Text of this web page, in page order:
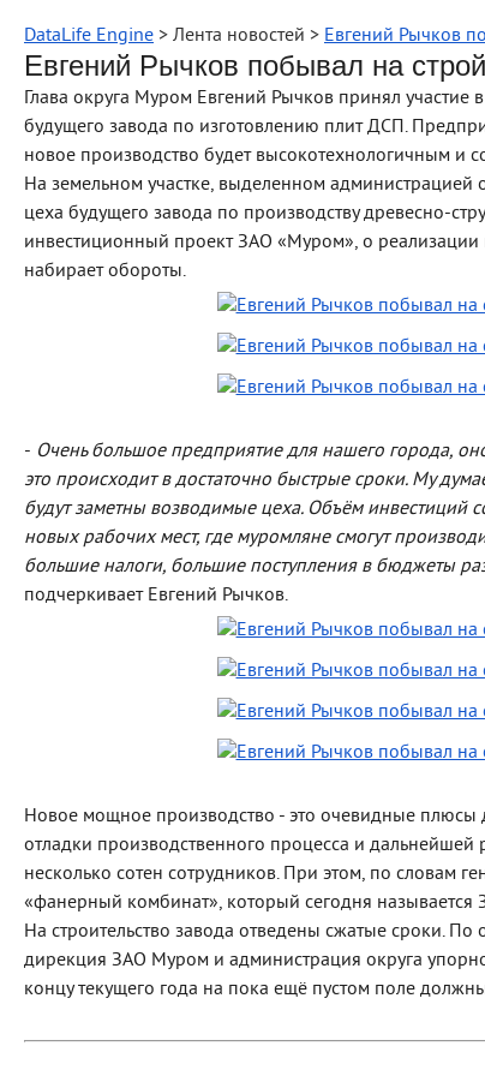
DataLife Engine > Лента новостей > Евгений Рычков
Евгений Рычков побывал на
Глава округа Муром Евгений Рычков принял
будущего завода по изготовлению плит ДСП.
новое производство будет высокотехнологичным и
На земельном участке, выделенном
цеха будущего завода по производству древесно-
инвестиционный проект ЗАО «Муром», о реализации
набирает обороты.
- Очень большое предприятие для нашего города,
это происходит в достаточно быстрые сроки. Му
будут заметны возводимые цеха. Объём инвестиций
новых рабочих мест, где муромляне смогут
большие налоги, большие поступления в бюджеты
подчеркивает Евгений Рычков.
Новое мощное производство - это очевидные плюсы
отладки производственного процесса и
несколько сотен сотрудников. При этом, по словам
«фанерный комбинат», который сегодня называется
На строительство завода отведены сжатые сроки. По
дирекция ЗАО Муром и администрация округа
концу текущего года на пока ещё пустом поле